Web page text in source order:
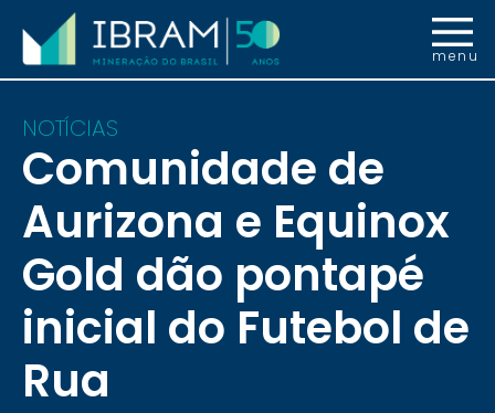
menu
NOTÍCIAS
Comunidade de
Aurizona e Equinox
Gold dão pontapé
inicial do Futebol de
Rua